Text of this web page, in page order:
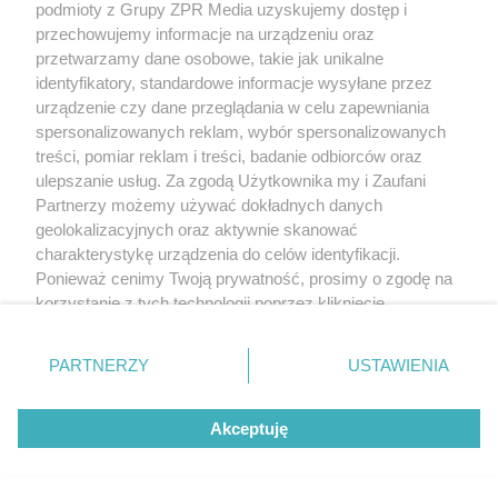
rozpowszechniany lub dalej rozpowszechniany w jakikolwiek sposób (w
tym także elektroniczny lub mechaniczny) na jakimkolwiek polu
eksploatacji w jakiejkolwiek formie, włącznie z umieszczaniem w Internecie
bez pisemnej zgody właściciela praw. Jakiekolwiek użycie lub
wykorzystanie utworów w całości lub w części z naruszeniem prawa, tzn.
bez właściwej zgody, jest zabronione pod groźbą kary i może być ścigane
prawnie.
O nas
podmioty z Grupy ZPR Media uzyskujemy dostęp i
przechowujemy informacje na urządzeniu oraz
przetwarzamy dane osobowe, takie jak unikalne
identyfikatory, standardowe informacje wysyłane przez
urządzenie czy dane przeglądania w celu zapewniania
spersonalizowanych reklam, wybór spersonalizowanych
treści, pomiar reklam i treści, badanie odbiorców oraz
ulepszanie usług. Za zgodą Użytkownika my i Zaufani
Partnerzy możemy używać dokładnych danych
geolokalizacyjnych oraz aktywnie skanować
charakterystykę urządzenia do celów identyfikacji.
Ponieważ cenimy Twoją prywatność, prosimy o zgodę na
korzystanie z tych technologii poprzez kliknięcie
zmienić/wycofać klikając przycisk ustawień prywatności
znajdujący się w lewym dolnym rogu strony
rodzaje przetwarzania danych nie wymagają zgody
użytkownika, ale masz prawo sprzeciwić się takiemu
przetwarzaniu. Preferencje będą miały zastosowanie tylko
PARTNERZY USTAWIENIA
Akceptuję